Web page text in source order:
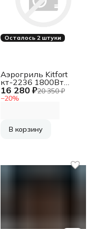
Осталось 2 штуки
16 280 ₽20 350 ₽
−20%
Аэрогриль Kitfort
кт-2236 1800Вт
черный
В корзину